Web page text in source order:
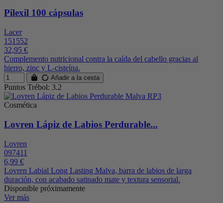
Pilexil 100 cápsulas
Lacer
151552
32,95 €
Complemento nutricional contra la caída del cabello gracias al
hierro, zinc y L-cisteína.
Añadir a la cesta
Puntos Trébol: 3.2
Cosmética
Lovren Lápiz de Labios Perdurable...
Lovren
097411
6,99 €
Lovren Labial Long Lasting Malva, barra de labios de larga
duración, con acabado satinado mate y textura sensorial.
Disponible próximamente
Ver más